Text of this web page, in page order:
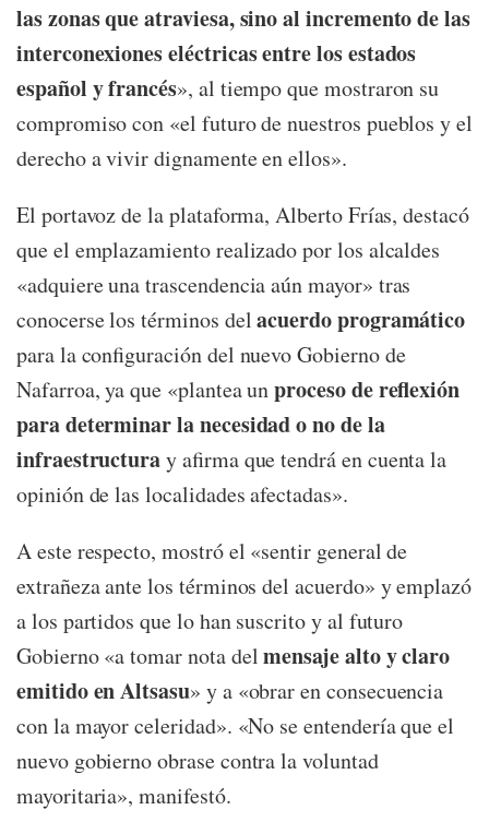
las zonas que atraviesa, sino al incremento de las
interconexiones eléctricas entre los estados
español y francés», al tiempo que mostraron su
compromiso con «el futuro de nuestros pueblos y el
derecho a vivir dignamente en ellos».
El portavoz de la plataforma, Alberto Frías, destacó
que el emplazamiento realizado por los alcaldes
«adquiere una trascendencia aún mayor» tras
conocerse los términos delacuerdo programático
para la configuración del nuevo Gobierno de
Nafarroa, ya que «plantea unproceso de reflexión
para determinar la necesidad o no de la
infraestructuray afirma que tendrá en cuenta la
opinión de las localidades afectadas».
A este respecto, mostró el «sentir general de
extrañeza ante los términos del acuerdo» y emplazó
a los partidos que lo han suscrito y al futuro
Gobierno «a tomar nota delmensaje alto y claro
emitido en Altsasu» y a «obrar en consecuencia
con la mayor celeridad». «No se entendería que el
nuevo gobierno obrase contra la voluntad
mayoritaria», manifestó.